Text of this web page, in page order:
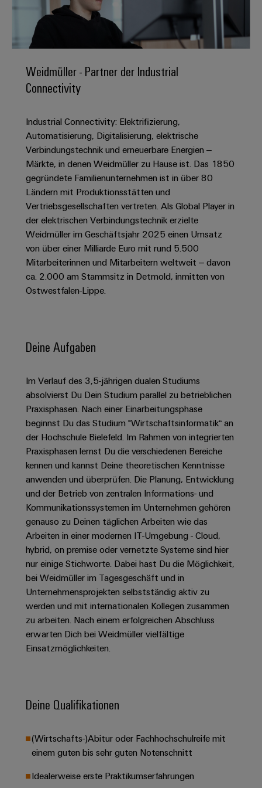
erlebbar
und
Produkte
für
effizient,
zuverlässig,
skalierbar
Energiespeicher
Lösungen
und
Produkte
Energiespeichersysteme
(ESS)
Energieübertragung
und
-
Sicherheit
für
Gebäudeinfrastruktur
Lösungen
für
die
spezifischen
Anforderungen
in
der
Gebäudeinfrastruktur
Gerätehersteller
Innovative
Verbindungslösungen
Geräte
Konventionelle
Energieerzeugung
Zukunftssicherheit
für
bewährte
Energieerzeugung
verschiedene
Segmente
und
Fabrikautomation
Öl
Anschlusstechnologie
u-
OS
Computing
Industrial
5G
Single
Pair
Ethernet
Schaltschrank-
und
Feldebene
Smart
Building
Smart
Metering
Weidmüller
Configurator
Workplace
Solutions
Systeme
und
Lösungen
Dezentrale
Automatisierung
Energiemanagement-
Lösungen
Automation
Industrial
Analytics
Industrial
Leiterplattenklemmen
Gehäusesysteme
und
komponenten
und
-
komponenten
Anschlussleitungen,
Patchkabel
und
Kabel
SPS
Systemverkabelung
&
Migrationslösungen
Verteilerboxen
Elektronik
Koppelrelais
&
Halbleiterrelais
Trennverstärker
und
Messumformer
Stromversorgungen
Elektronikgehäuse
Blitz-
und
Überspannungsschutz
PV
Generatoranschlusskasten
Automatisierung
Software
Steuerungen
Beratung
und
digitale
Planung
easyConnect
-
Ihre
Industrial
Service
Platform
Connectivity
Consulting
Weidmüller
PCB
Connector
Services
Akkreditiertes
Labor
Support
Technischer
Support
Umweltbezogene
Produktkonformität
Engineering
Daten
Technische
und
Trainings
und
Webinare
Vertrieb uns
Promotionfahrzeug
Distribution
für
unsere
Partner
Vertrieb
Großhandelssuche
News
Messen
Newsletter
Kundenservice
Webshop
Preisliste
Kataloganforderung
Weidmüller
Fakten
Unser
Nachhaltigkeit
Weidmüller
Academy
People
&
Culture
Compliance
Weidmüller
Welt
|
Länder
Management
Informationen
und
Zertifikate
Presse
Unternehmensmeldungen
Fachpressemeldungen
Pressekontakt
Unsere
Partner
Partner
IIoT
and
Automation
Stellen
Berufserfahrene
Für
Werkstudententätigkeiten
Praktika
Abschlussarbeiten
Neuanfang
für
Studienabbrecher
Offene
Stellen
für
Für
und
Schüler
Ausbildung
Duales
Studium
Schülerpraktika
Erfolgreiche
Karrierewege
Offene
Ausbildungs-
und
Studienplätze
Veranstaltungen
Workshops
Schulklassen
Weidmüller - Partner der Industrial
Connectivity
Industrial Connectivity: Elektrifizierung,
Automatisierung, Digitalisierung, elektrische
Verbindungstechnik und erneuerbare Energien –
Märkte, in denen Weidmüller zu Hause ist. Das 1850
gegründete Familienunternehmen ist in über 80
Ländern mit Produktionsstätten und
Vertriebsgesellschaften vertreten. Als Global Player in
der elektrischen Verbindungstechnik erzielte
Weidmüller im Geschäftsjahr 2025 einen Umsatz
von über einer Milliarde Euro mit rund 5.500
Mitarbeiterinnen und Mitarbeitern weltweit – davon
ca. 2.000 am Stammsitz in Detmold, inmitten von
Ostwestfalen-Lippe.
Deine Aufgaben
Im Verlauf des 3,5-jährigen dualen Studiums
absolvierst Du Dein Studium parallel zu betrieblichen
Praxisphasen. Nach einer Einarbeitungsphase
beginnst Du das Studium "Wirtschaftsinformatik“ an
der Hochschule Bielefeld. Im Rahmen von integrierten
Praxisphasen lernst Du die verschiedenen Bereiche
kennen und kannst Deine theoretischen Kenntnisse
anwenden und überprüfen. Die Planung, Entwicklung
und der Betrieb von zentralen Informations- und
Kommunikationssystemen im Unternehmen gehören
genauso zu Deinen täglichen Arbeiten wie das
Arbeiten in einer modernen IT-Umgebung - Cloud,
hybrid, on premise oder vernetzte Systeme sind hier
nur einige Stichworte. Dabei hast Du die Möglichkeit,
bei Weidmüller im Tagesgeschäft und in
Unternehmensprojekten selbstständig aktiv zu
werden und mit internationalen Kollegen zusammen
zu arbeiten. Nach einem erfolgreichen Abschluss
erwarten Dich bei Weidmüller vielfältige
Einsatzmöglichkeiten.
Deine Qualifikationen
(Wirtschafts-)Abitur oder Fachhochschulreife mit
einem guten bis sehr guten Notenschnitt
Idealerweise erste Praktikumserfahrungen